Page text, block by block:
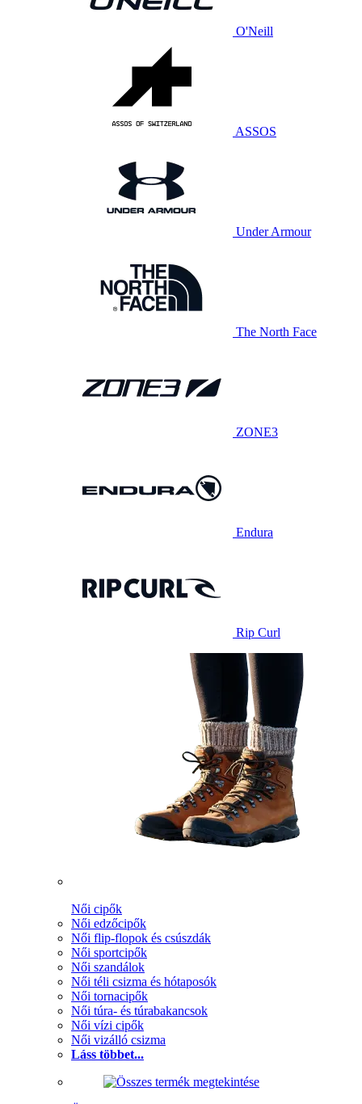
O'Neill
ASSOS
Under Armour
The North Face
ZONE3
Endura
Rip Curl
Női cipők
Női edzőcipők
Női flip-flopok és csúszdák
Női sportcipők
Női szandálok
Női téli csizma és hótaposók
Női tornacipők
Női túra- és túrabakancsok
Női vízi cipők
Női vizálló csizma
Láss többet...